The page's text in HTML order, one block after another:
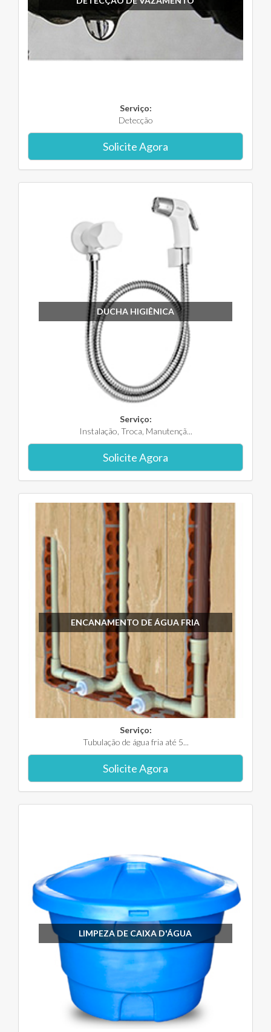
Serviço:
Detecção
Solicite Agora
DUCHA HIGIÊNICA
Serviço:
Instalação, Troca, Manutençã...
Solicite Agora
ENCANAMENTO DE ÁGUA FRIA
Serviço:
Tubulação de água fria até 5...
Solicite Agora
LIMPEZA DE CAIXA D'ÁGUA